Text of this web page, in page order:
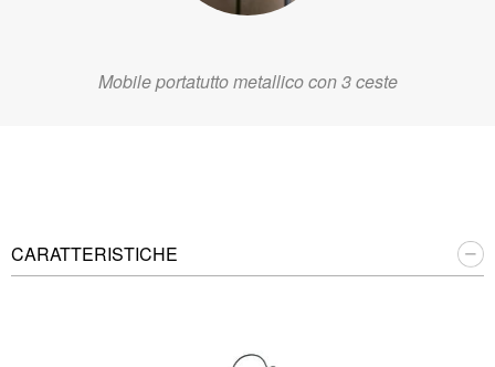
Mobile portatutto metallico con 3 ceste
CARATTERISTICHE